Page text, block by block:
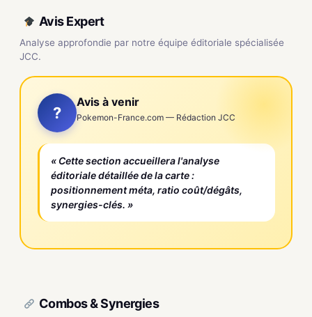
Avis Expert
Analyse approfondie par notre équipe éditoriale spécialisée
JCC.
?
Avis à venir
Pokemon-France.com — Rédaction JCC
« Cette section accueillera l'analyse
éditoriale détaillée de la carte :
positionnement méta, ratio coût/dégâts,
synergies-clés. »
Combos & Synergies